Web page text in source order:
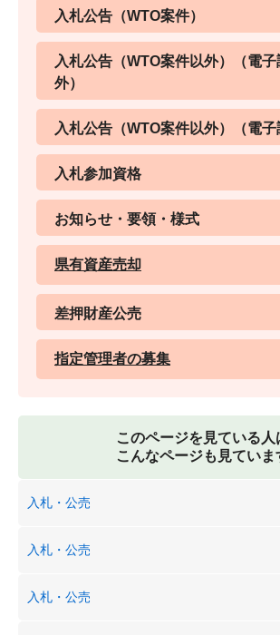
入札公告（WTO案件）
入札公告（WTO案件以外）（電子
外）
入札公告（WTO案件以外）（電子
入札参加資格
お知らせ・要領・様式
県有資産売却
差押財産公売
指定管理者の募集
このページを見ている人
こんなページも見ていま
入札・公売
入札・公売
入札・公売